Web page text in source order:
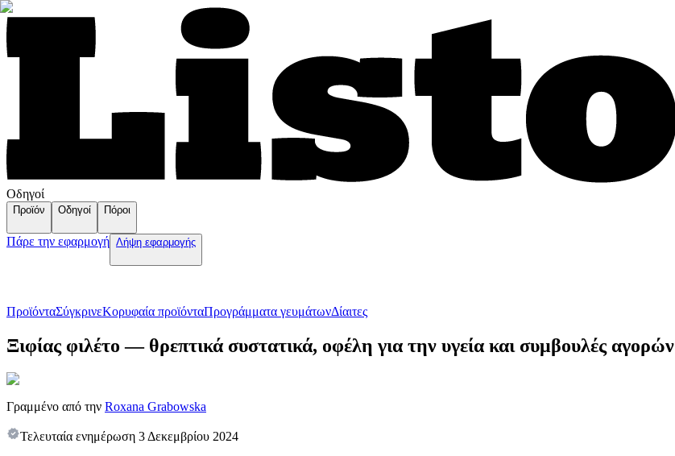
Οδηγοί
Προϊόν Οδηγοί Πόροι
Πάρε την εφαρμογή Λήψη εφαρμογής
ΠροϊόνταΣύγκρινεΚορυφαία προϊόνταПρογράμματα γευμάτωνΔίαιτες
Ξιφίας φιλέτο — θρεπτικά συστατικά, οφέλη για την υγεία και συμβουλές αγορών
Γραμμένο από την Roxana Grabowska
Τελευταία ενημέρωση 3 Δεκεμβρίου 2024